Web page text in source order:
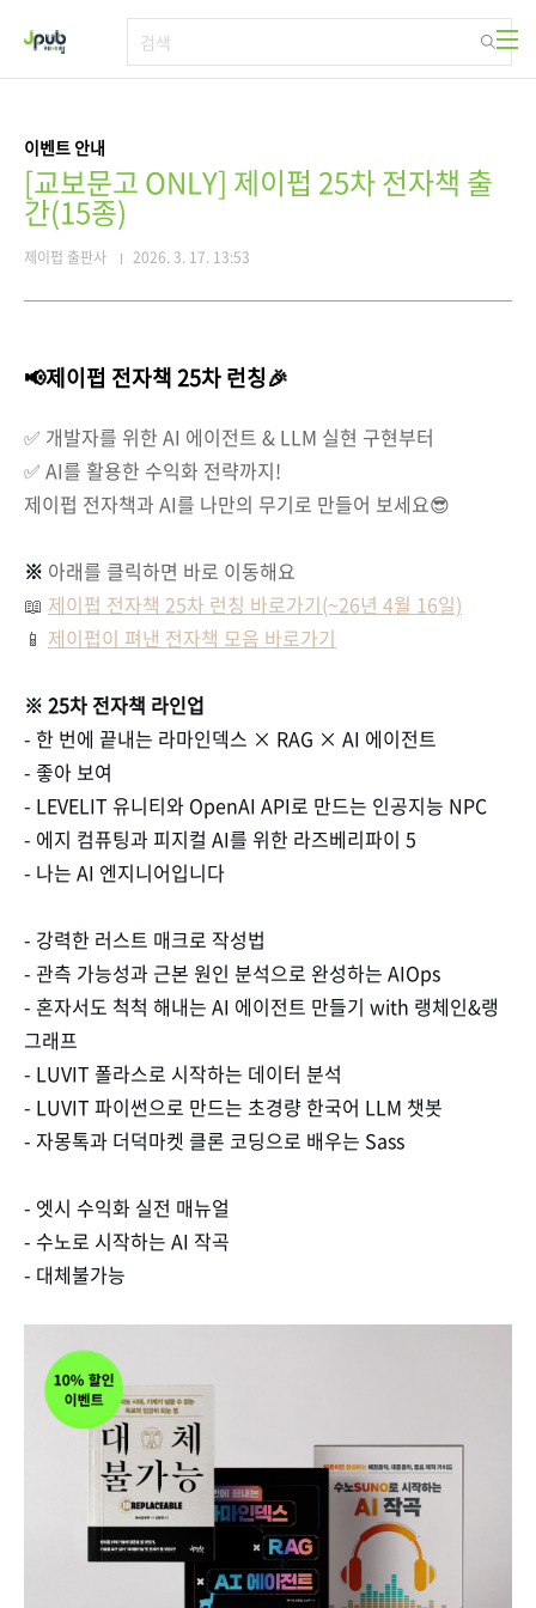
이벤트 안내
[교보문고 ONLY] 제이펍 25차 전자책 출
간(15종)
제이펍 출판사 2026. 3. 17. 13:53
📢제이펍 전자책 25차 런칭🎉
✅ 개발자를 위한 AI 에이전트 & LLM 실현 구현부터
✅ AI를 활용한 수익화 전략까지!
제이펍 전자책과 AI를 나만의 무기로 만들어 보세요😎
※ 아래를 클릭하면 바로 이동해요
📖 제이펍 전자책 25차 런칭 바로가기(~26년 4월 16일)
📱 제이펍이 펴낸 전자책 모음 바로가기
※ 25차 전자책 라인업
- 한 번에 끝내는 라마인덱스 × RAG × AI 에이전트
- 좋아 보여
- LEVELIT 유니티와 OpenAI API로 만드는 인공지능 NPC
- 에지 컴퓨팅과 피지컬 AI를 위한 라즈베리파이 5
- 나는 AI 엔지니어입니다
- 강력한 러스트 매크로 작성법
- 관측 가능성과 근본 원인 분석으로 완성하는 AIOps
- 혼자서도 척척 해내는 AI 에이전트 만들기 with 랭체인&랭
그래프
- LUVIT 폴라스로 시작하는 데이터 분석
- LUVIT 파이썬으로 만드는 초경량 한국어 LLM 챗봇
- 자몽톡과 더덕마켓 클론 코딩으로 배우는 Sass
- 엣시 수익화 실전 매뉴얼
- 수노로 시작하는 AI 작곡
- 대체불가능